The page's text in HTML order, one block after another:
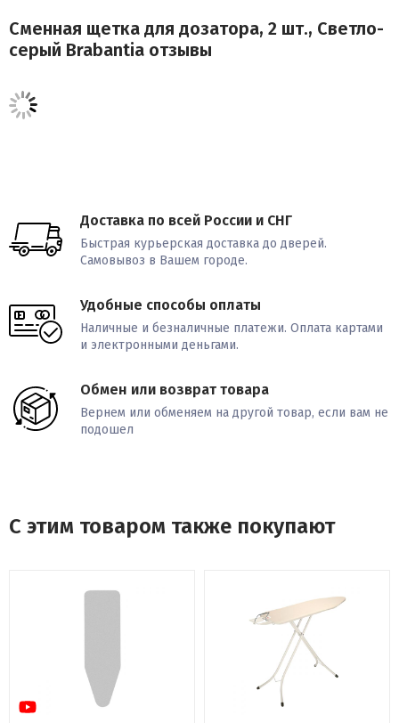
Сменная щетка для дозатора, 2 шт., Светло-
серый Brabantia отзывы
Доставка по всей России и СНГ
Быстрая курьерская доставка до дверей.
Самовывоз в Вашем городе.
Удобные способы оплаты
Наличные и безналичные платежи. Оплата картами
и электронными деньгами.
Обмен или возврат товара
Вернем или обменяем на другой товар, если вам не
подошел
С этим товаром также покупают